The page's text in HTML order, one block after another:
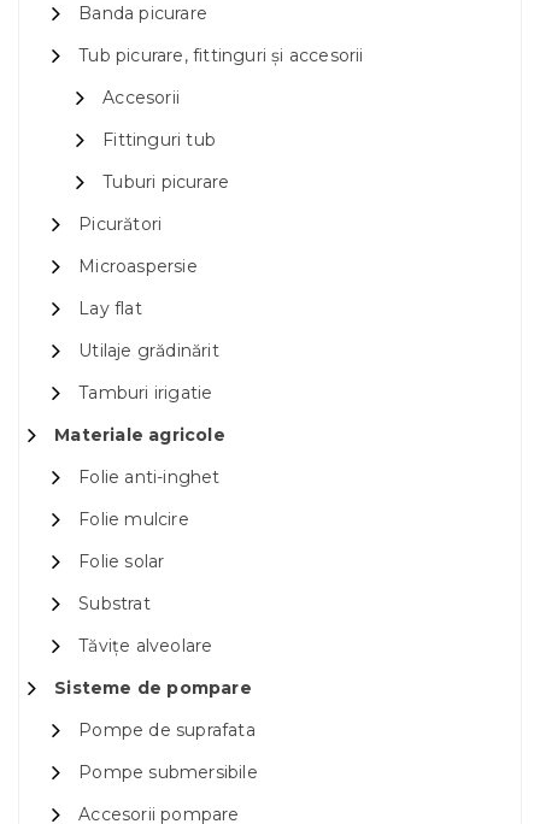
Banda picurare
Tub picurare, fittinguri și accesorii
Accesorii
Fittinguri tub
Tuburi picurare
Picurători
Microaspersie
Lay flat
Utilaje grădinărit
Tamburi irigatie
Materiale agricole
Folie anti-inghet
Folie mulcire
Folie solar
Substrat
Tăvițe alveolare
Sisteme de pompare
Pompe de suprafata
Pompe submersibile
Accesorii pompare